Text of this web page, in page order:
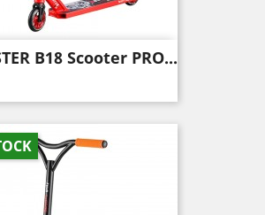
B18 Scooter PRO...